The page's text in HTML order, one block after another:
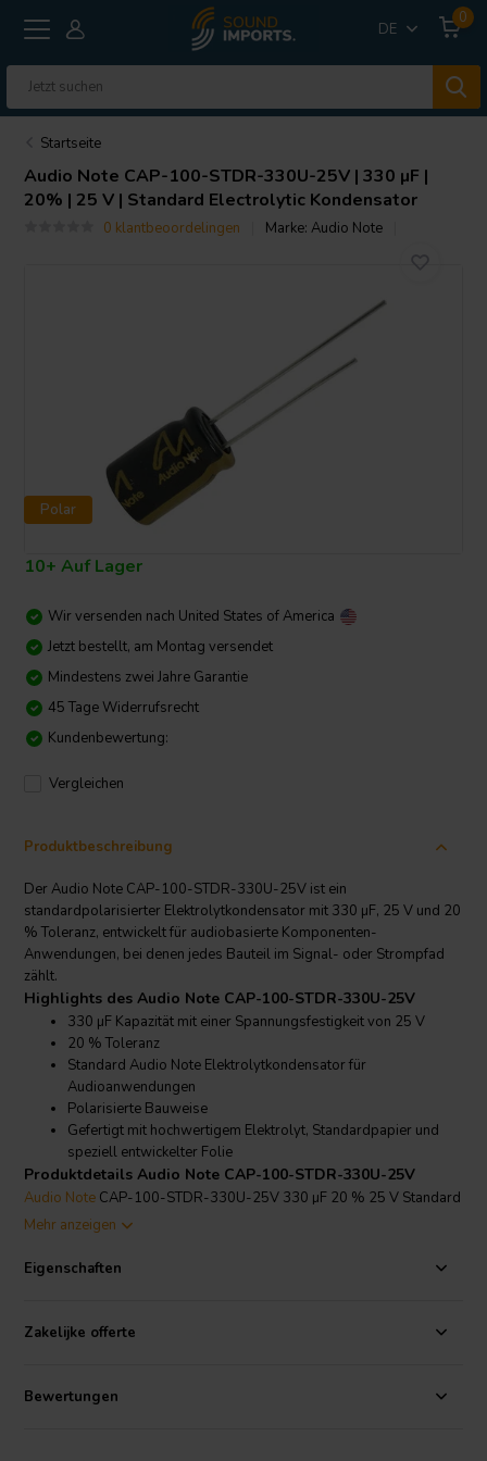
DE
0
Startseite
Audio Note CAP-100-STDR-330U-25V | 330 µF |
20% | 25 V | Standard Electrolytic Kondensator
0 klantbeoordelingen Marke:Audio Note
Polar
10+ Auf Lager
Wir versenden nach United States of America
Jetzt bestellt, am Montag versendet
Mindestens zwei Jahre Garantie
45 Tage Widerrufsrecht
Kundenbewertung:
Vergleichen
Produktbeschreibung
Der Audio Note CAP-100-STDR-330U-25V ist ein
standardpolarisierter Elektrolytkondensator mit 330 µF, 25 V und 20
% Toleranz, entwickelt für audiobasierte Komponenten-
Anwendungen, bei denen jedes Bauteil im Signal- oder Strompfad
zählt.
Highlights des Audio Note CAP-100-STDR-330U-25V
330 µF Kapazität mit einer Spannungsfestigkeit von 25 V
20 % Toleranz
Standard Audio Note Elektrolytkondensator für
Audioanwendungen
Polarisierte Bauweise
Gefertigt mit hochwertigem Elektrolyt, Standardpapier und
speziell entwickelter Folie
Produktdetails Audio Note CAP-100-STDR-330U-25V
Audio Note CAP-100-STDR-330U-25V 330 µF 20 % 25 V Standard
Polarisierter Elektrolytkondensator
Standardreihe der Elektrolytkondensatoren von Audio Note, die als
Audioeinsatz vorgesehen und Teil der breiteren Auswahl an
entwickelten Folie. Ziel ist ein Kondensator, der für seine Klasse eine
Mehr anzeigen
Eigenschaften
Zakelijke offerte
Bewertungen